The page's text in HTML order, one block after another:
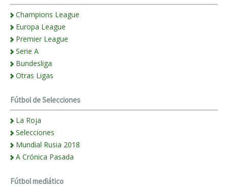
Champions League
Europa League
Premier League
Serie A
Bundesliga
Otras Ligas
Fútbol de Selecciones
La Roja
Selecciones
Mundial Rusia 2018
A Crónica Pasada
Fútbol mediático